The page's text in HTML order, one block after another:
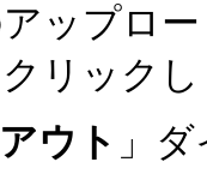
アップロ
リック
ウト 」